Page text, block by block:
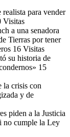
para vender
Visitas
a una senadora
Tierras por tener
16 Visitas
su historia de
15
la crisis con
y de
piden a la Justicia
no cumple la Ley